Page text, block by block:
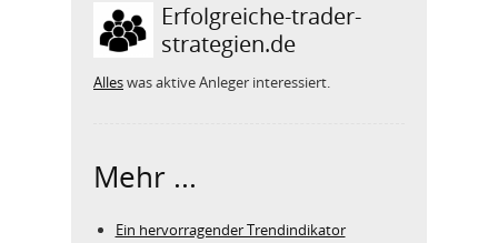
Erfolgreiche-trader-
strategien.de
Alleswas aktive Anleger interessiert.
Mehr ...
Ein hervorragender Trendindikator